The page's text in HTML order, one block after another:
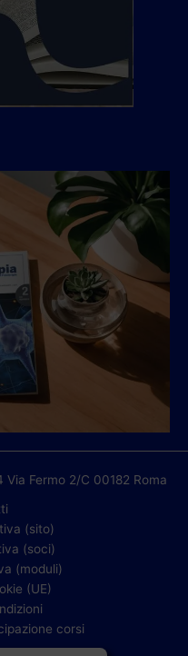
Fermo 2/C 00182 Roma
(sito)
(soci)
(moduli)
(UE)
corsi